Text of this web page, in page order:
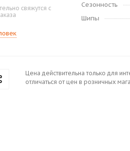
свяжутся с
Сезонность
Шипы
Цена действительна только для
отличаться от цен в розничных